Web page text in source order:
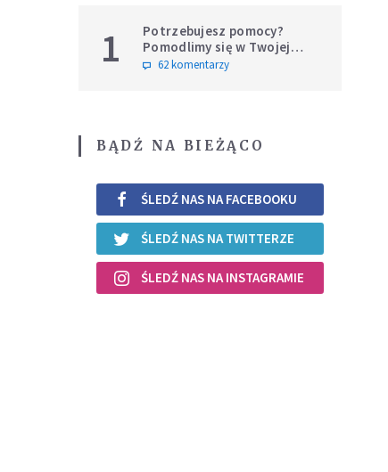
1
Potrzebujesz pomocy?
Pomodlimy się w Twojej
intencji
62 komentarzy
BĄDŹ NA BIEŻĄCO
ŚLEDŹ NAS NA FACEBOOKU
ŚLEDŹ NAS NA TWITTERZE
ŚLEDŹ NAS NA INSTAGRAMIE